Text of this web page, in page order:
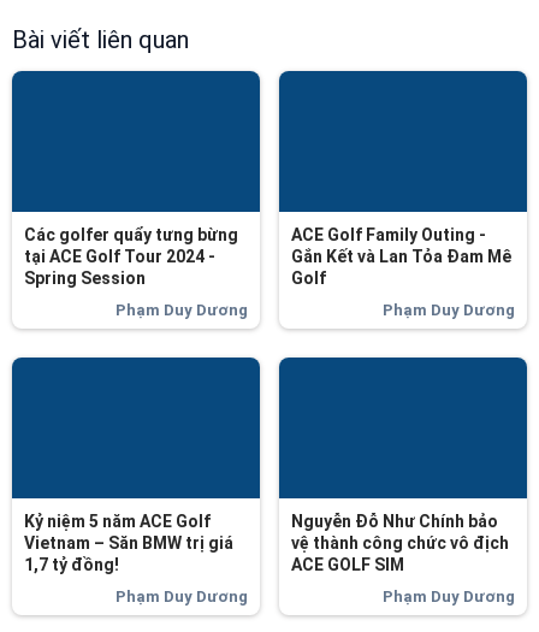
Bài viết liên quan
Các golfer quẩy tưng bừng
tại ACE Golf Tour 2024 -
Spring Session
Phạm Duy Dương
ACE Golf Family Outing -
Gắn Kết và Lan Tỏa Đam Mê
Golf
Phạm Duy Dương
Kỷ niệm 5 năm ACE Golf
Vietnam – Săn BMW trị giá
1,7 tỷ đồng!
Phạm Duy Dương
Nguyễn Đỗ Như Chính bảo
vệ thành công chức vô địch
ACE GOLF SIM
Phạm Duy Dương